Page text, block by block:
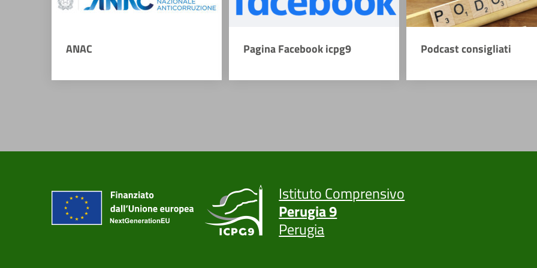
ANAC Pagina Facebook icpg9 Podcast consigliati
Istituto Comprensivo
Perugia 9
Perugia